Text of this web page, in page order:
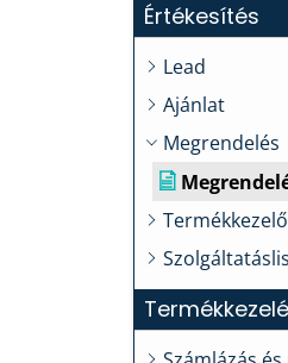
Értékesítés
Lead
Ajánlat
Megrendelés
Termékkezelő